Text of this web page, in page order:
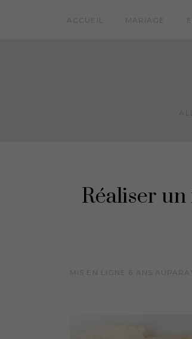
ACCUEIL MARIAGE
Réaliser
MIS EN LIGNE 6 ANS